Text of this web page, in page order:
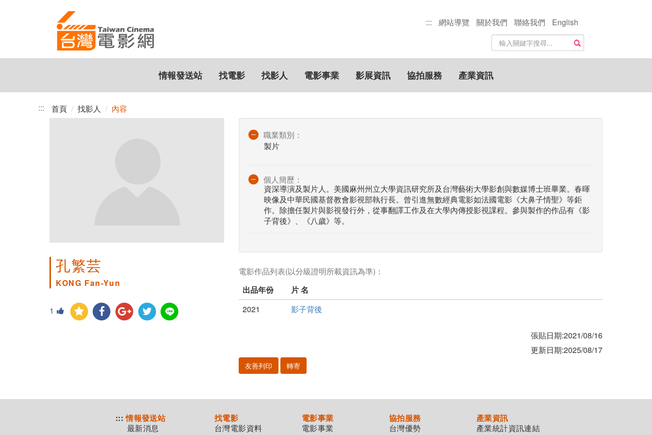
::: 網站導覽 關於我們 聯絡我們
English
站
內
搜
尋
關
鍵
搜尋
情報發送站 找電影 找影人 電影事業 影展資訊 協拍服務 產業資訊
::: 首頁 找影人 內容
孔繁芸
KONG Fan-Yun
1
職業類別：
製片
個人簡歷：
資深導演及製片人。美國麻州州立大學資訊研究所及台灣藝術大學影創與數媒博士班畢業。春暉
映像及中華民國基督教會影視部執行長。曾引進無數經典電影如法國電影《大鼻子情聖》等鉅
作。除擔任製片與影視發行外，從事翻譯工作及在大學內傳授影視課程。參與製作的作品有《影
子背後》、《八歲》等。
電影作品列表(以分級證明所載資訊為準)：
出品年份
片 名
2021
影子背後
張貼日期:2021/08/16
更新日期:2025/08/17
友善列印 轉寄
::: 情報發送站
最新消息
找電影
台灣電影資料
電影事業
電影事業
協拍服務
台灣優勢
產業資訊
產業統計資訊連結